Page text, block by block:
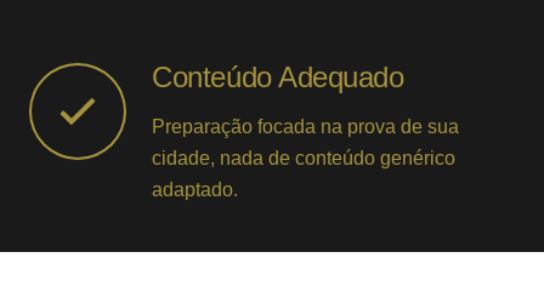
Conteúdo Adequado
Preparação focada na prova de sua
cidade, nada de conteúdo genérico
adaptado.